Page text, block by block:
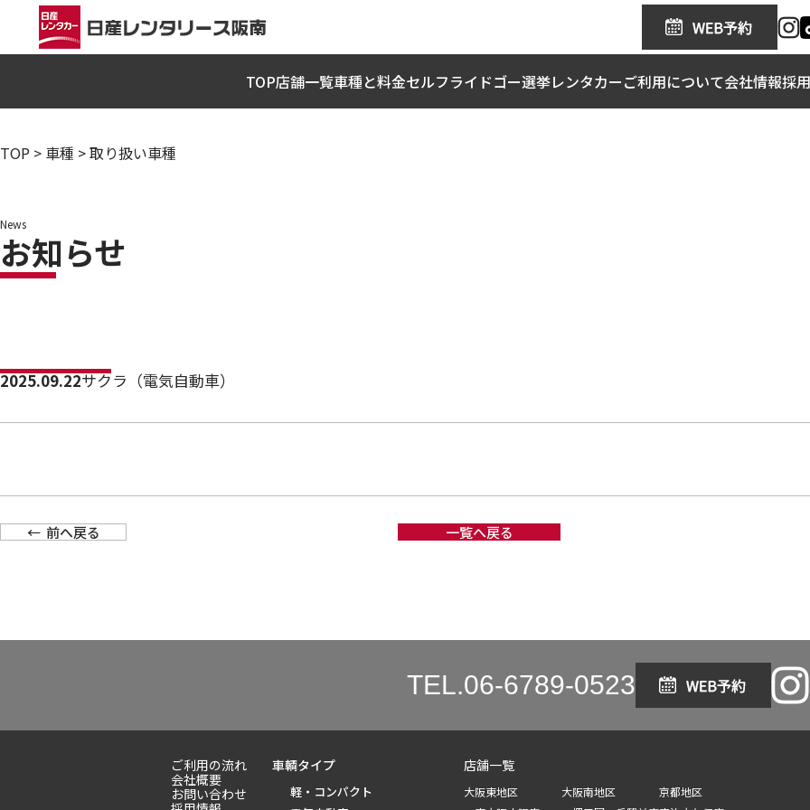
TOP店舗一覧車種と料金セルフライドゴー選挙レンタカーご利用について会社情報採
TOP > 車種 >取り扱い車種
News
お知らせ
2025.09.22サクラ（電気自動車）
前へ戻る 一覧へ戻る
TEL.06-6789-0523
ご利用の流れ
会社概要
お問い合わせ
車輌タイプ
軽・コンパクト
店舗一覧
大阪東地区
大阪南地区
京都地区